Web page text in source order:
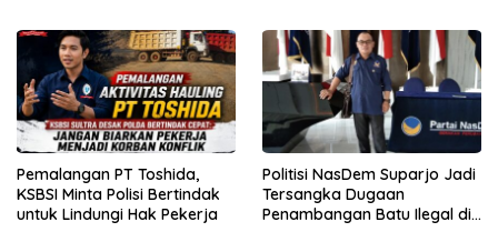
Pemalangan PT Toshida,
KSBSI Minta Polisi Bertindak
untuk Lindungi Hak Pekerja
Politisi NasDem Suparjo Jadi
Tersangka Dugaan
Penambangan Batu Ilegal di